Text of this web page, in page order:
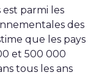
parmi les
des
que les pays
et 500 000
tous les ans